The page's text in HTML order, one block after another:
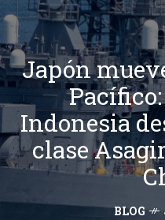
Japón
Indonesia
clase
BLOG